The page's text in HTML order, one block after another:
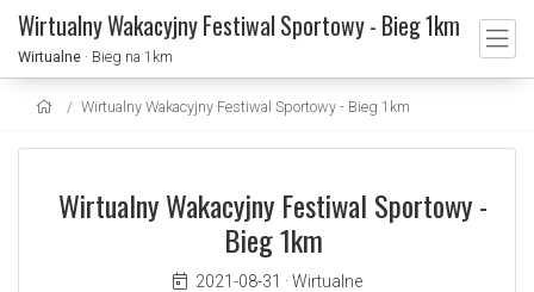
Wirtualny Wakacyjny Festiwal Sportowy - Bieg 1km
Wirtualne · Bieg na 1km
Wirtualny Wakacyjny Festiwal Sportowy - Bieg 1km
Wirtualny Wakacyjny Festiwal Sportowy -
Bieg 1km
2021-08-31 ·Wirtualne